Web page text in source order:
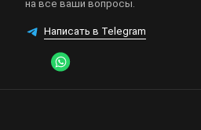
на все ваши вопросы.
Написать в Telegram